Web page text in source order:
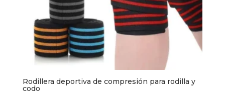
Rodillera deportiva de compresión para rodilla y
codo